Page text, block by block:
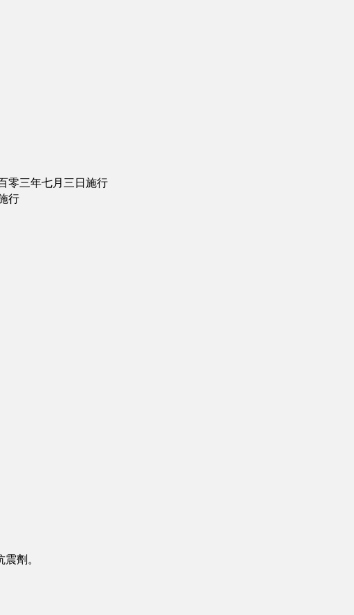
零三年七月三日施行
行
劑。